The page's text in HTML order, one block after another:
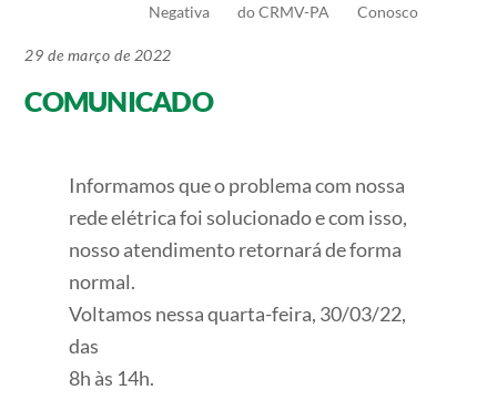
Negativa
do CRMV-PA
Conosco
29 de março de 2022
COMUNICADO
Informamos que o problema com nossa
rede elétrica foi solucionado e com isso,
nosso atendimento retornará de forma
normal.
Voltamos nessa quarta-feira, 30/03/22,
das
8h às 14h.